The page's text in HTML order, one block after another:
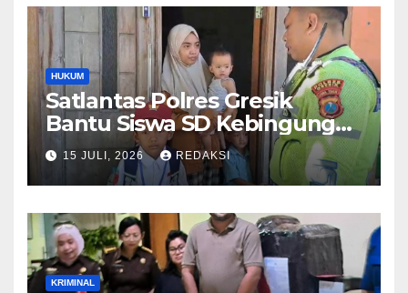
HUKUM
Satlantas Polres Gresik
Bantu Siswa SD Kebingungan
Saat Pulang Sekolah,
Langsung Diantar ke Rumah
Orang Tua Lega
15 JULI, 2026 REDAKSI
KRIMINAL